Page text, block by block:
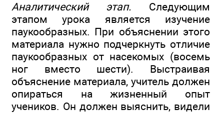
Аналитический этап. Следующим
этапом урока является изучение
паукообразных. При объяснении этого
материала нужно подчеркнуть отличие
паукообразных от насекомых (восемь
ног вместо шести). Выстраивая
объяснение материала, учитель должен
опираться на жизненный опыт
учеников. Он должен выяснить, видели